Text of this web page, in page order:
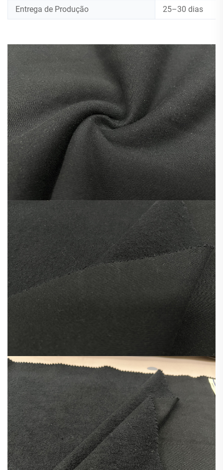
Entrega de Produção 25–30 dias